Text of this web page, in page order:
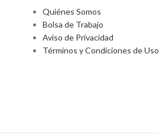
Quiénes Somos
Bolsa de Trabajo
Aviso de Privacidad
Términos y Condiciones de Uso